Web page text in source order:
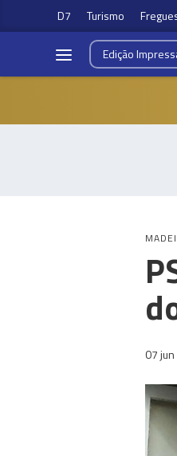
D7 Turismo
Edição
07